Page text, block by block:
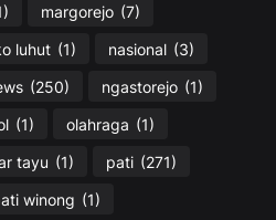
margorejo (7)
luhut (1) nasional (3)
(250) ngastorejo (1)
(1) olahraga (1)
tayu (1) pati (271)
winong (1)